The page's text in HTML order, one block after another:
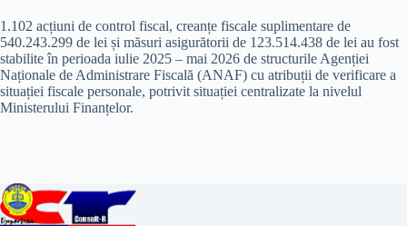
1.102 acțiuni de control fiscal, creanțe fiscale suplimentare de
540.243.299 de lei și măsuri asigurătorii de 123.514.438 de lei au fost
stabilite în perioada iulie 2025 – mai 2026 de structurile Agenției
Naționale de Administrare Fiscală (ANAF) cu atribuții de verificare a
situației fiscale personale, potrivit situației centralizate la nivelul
Ministerului Finanțelor.